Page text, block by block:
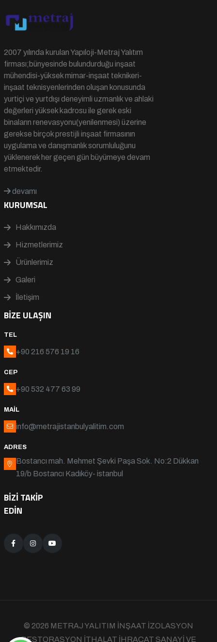
2007 yılında kurulan Yapıloji-Metraj Yalıtım
firması;bünyesinde bulundurduğu inşaat
mühendisi-yüksek mimar-inşaat teknikeri-
inşaat teknisyenlerinden oluşan konusunda
yurtiçi ve yurtdışı deneyimli uzmanlık ve ahlaki
değerleri yüksek kadrosu ile gerek eski
binaların renevasyonu(yenilenmesi) üzerine
gerekse birçok prestijli inşaat firmasının
uygulama ve danışmanlık sorumluluğunu
yüklenerek her geçen gün büyümeye devam
etmektedir.
devamı
KURUMSAL
Hakkımızda
Hizmetlerimiz
Ürünlerimiz
Galeri
İletişim
BIZE ULAŞIN
TEL
+90 216 576 19 16
CEP
+90 532 477 63 99
MAIL
info@metrajistanbulyalitim.com
ADRES
Bostancı mah. Mehmet Şevki Paşa Sok. No:2 Dükkan
19/b Bostancı Kadıköy- istanbul
BIZI TAKIP
EDIN
© 2026 METRAJ YALITIM İNŞAAT İZOLASYON
RESTORASYON İTHALAT İHRACAT SANAYİ VE